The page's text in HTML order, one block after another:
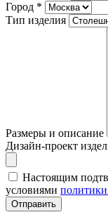
Город *
Тип изделия
Размеры и описание
Дизайн-проект
Настоящим
условиями
Отправить